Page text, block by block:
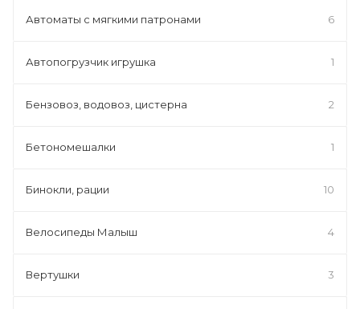
Автоматы с мягкими патронами 6
Автопогрузчик игрушка 1
Бензовоз, водовоз, цистерна 2
Бетономешалки 1
Бинокли, рации 10
Велосипеды Малыш 4
Вертушки 3